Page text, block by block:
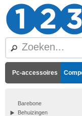
Pc-accessoires
Barebone
Behuizingen